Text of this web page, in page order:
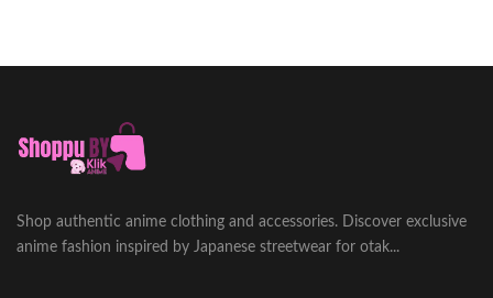
Shop authentic anime clothing and accessories. Discover exclusive
anime fashion inspired by Japanese streetwear for otak...